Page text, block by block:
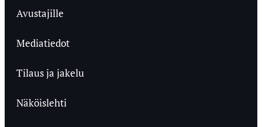
Avustajille
Mediatiedot
Tilaus ja jakelu
Näköislehti